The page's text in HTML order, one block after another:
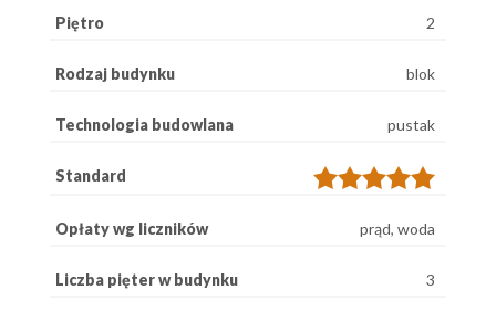
Piętro 2
Rodzaj budynku blok
Technologia budowlana pustak
Standard
Opłaty wg liczników prąd, woda
Liczba pięter w budynku 3